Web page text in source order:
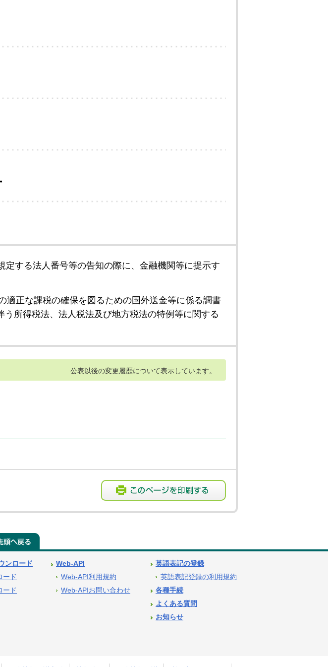
する法人番号等の告知の際に、金融機関等に提示す
適正な課税の確保を図るための国外送金等に係る調書
所得税法、法人税法及び地方税法の特例等に関する
公表以後の変更履歴について表示しています。
ンロード
ード
ード
Web-API
Web-API利用規約
Web-APIお問い合わせ
英語表記の登録
英語表記登録の利用規約
各種手続
よくある質問
お知らせ